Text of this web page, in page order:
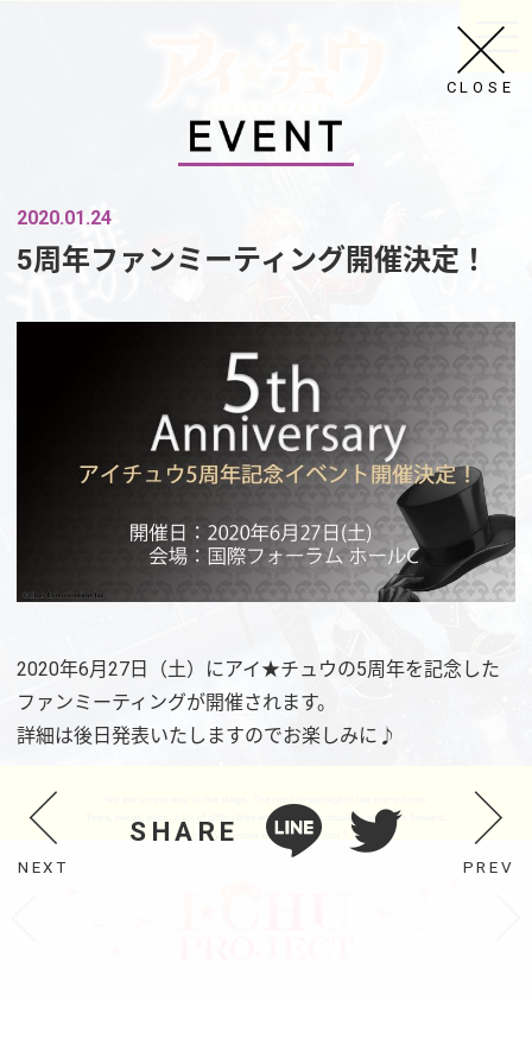
CLOSE
2020.01.24
5周年ファンミーティング開催決定！
2020年6月27日（土）にアイ★チュウの5周年を記念した
ファンミーティングが開催されます。
詳細は後日発表いたしますのでお楽しみに♪
NEXT
SHARE
PREV